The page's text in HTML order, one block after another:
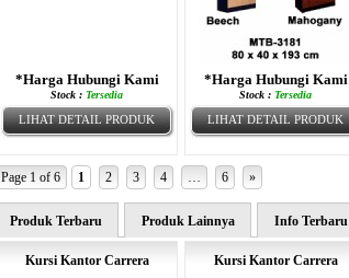
*Harga Hubungi Kami
Stock : Tersedia
LIHAT DETAIL PRODUK
*Harga Hubungi Kami
Stock : Tersedia
LIHAT DETAIL PRODUK
Page 1 of 6 1 2 3 4 … 6 »
Produk Terbaru Produk Lainnya Info Terbaru
Kursi Kantor Carrera Kursi Kantor Carrera